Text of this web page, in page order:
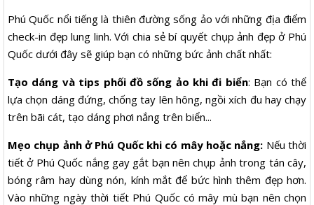
Phú Quốc nổi tiếng là thiên đường sống ảo với những địa điểm
check-in đẹp lung linh. Với chia sẻ bí quyết chụp ảnh đẹp ở Phú
Quốc dưới đây sẽ giúp bạn có những bức ảnh chất nhất:
Tạo dáng và tips phối đồ sống ảo khi đi biển: Bạn có thể
lựa chọn dáng đứng, chống tay lên hông, ngồi xích đu hay chạy
trên bãi cát, tạo dáng phơi nắng trên biển...
Mẹo chụp ảnh ở Phú Quốc khi có mây hoặc nắng: Nếu thời
tiết ở Phú Quốc nắng gay gắt bạn nên chụp ảnh trong tán cây,
bóng râm hay dùng nón, kính mắt để bức hình thêm đẹp hơn.
Vào những ngày thời tiết Phú Quốc có mây mù bạn nên chọn